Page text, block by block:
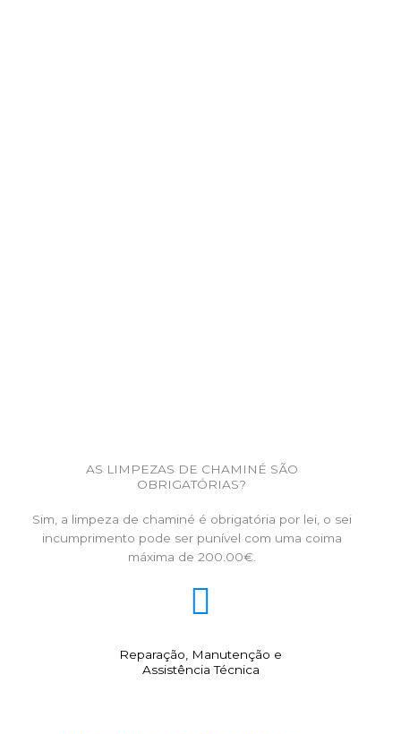
AS LIMPEZAS DE CHAMINÉ SÃO
OBRIGATÓRIAS?
Sim, a limpeza de chaminé é obrigatória por lei, o sei
incumprimento pode ser punível com uma coima
máxima de 200.00€.
Reparação, Manutenção e
Assistência Técnica